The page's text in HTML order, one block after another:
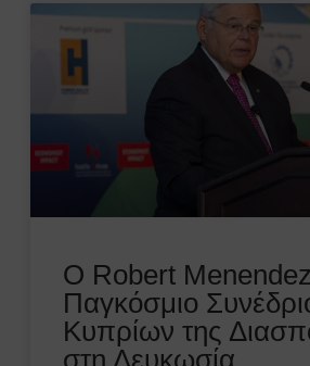
Ο Robert
Παγκόσμιο
Κυπρίων της
στη Λευκωσία